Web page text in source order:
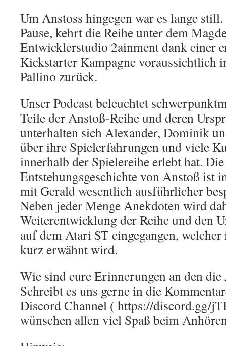
Um Anstoss hingegen war es lange
Pause, kehrt die Reihe unter dem
Entwicklerstudio 2ainment dank einer
Kickstarter Kampagne voraussichtlich
Pallino zurück.
Unser Podcast beleuchtet
Teile der Anstoß-Reihe und deren
unterhalten sich Alexander, Dominik
über ihre Spielerfahrungen und viele
innerhalb der Spielereihe erlebt hat. Die
Entstehungsgeschichte von Anstoß ist
mit Gerald wesentlich ausführlicher
Neben jeder Menge Anekdoten wird
Weiterentwicklung der Reihe und den
auf dem Atari ST eingegangen,
kurz erwähnt wird.
Wie sind eure Erinnerungen an den
Schreibt es uns gerne in die
Discord Channel ( https://discord.gg/
wünschen allen viel Spaß beim